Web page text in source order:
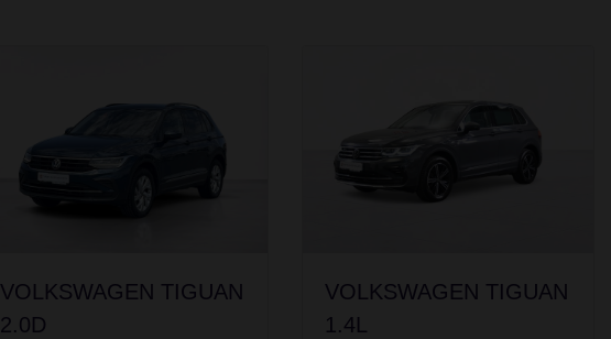
VOLKSWAGEN TIGUAN
2.0D
VOLKSWAGEN TIGUAN
1.4L